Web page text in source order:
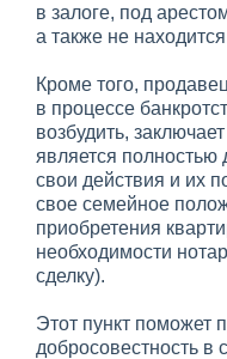
в залоге, под
а также не
Кроме того,
в процессе
возбудить,
является полностью
свои действия и их
свое семейное
приобретения
необходимости
сделку).
Этот пункт поможет
добросовестность в